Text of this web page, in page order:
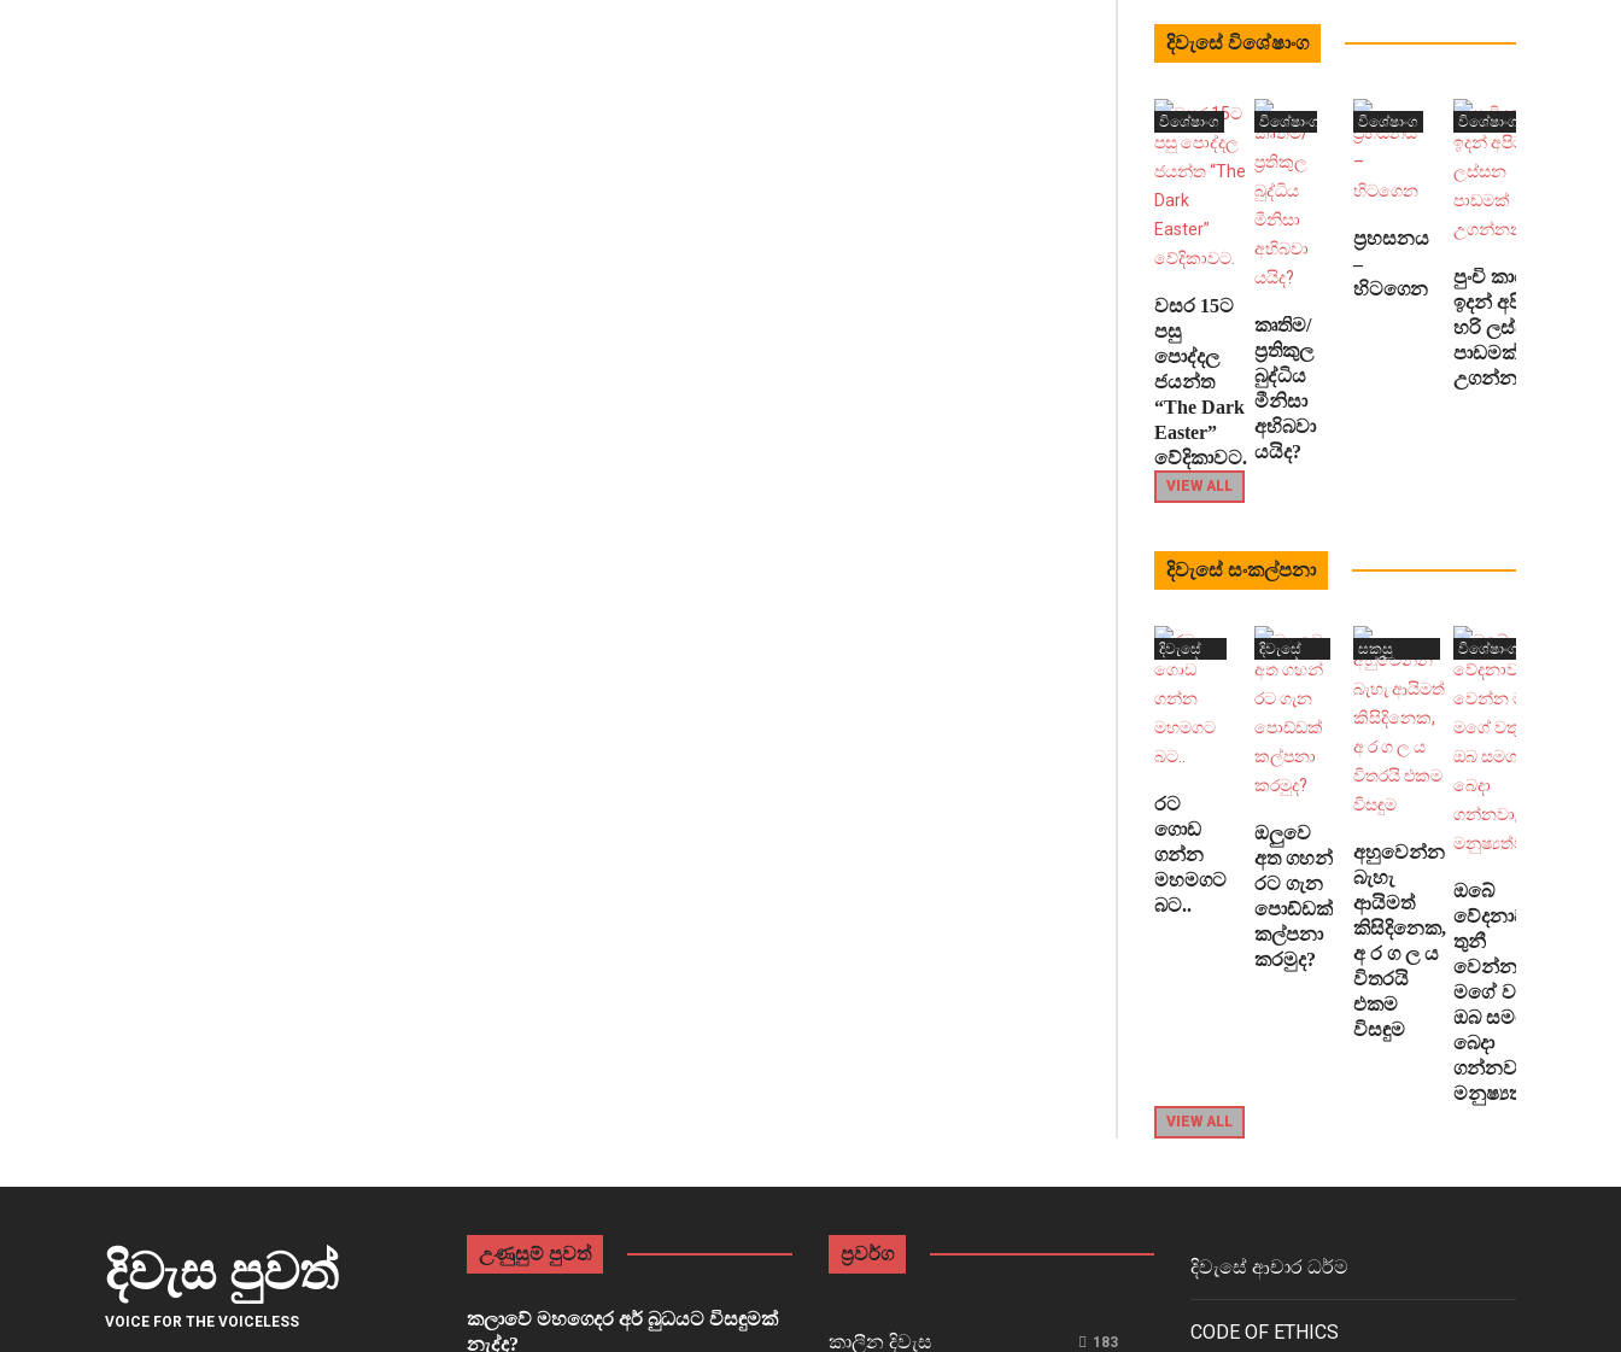
දිවැසේ විශේෂාංග
විශේෂාංග
වසර 15ට
පසු
පොද්දල
ජයන්ත
“The Dark
Easter”
වේදිකාවට.
විශේෂාංග
කෘතිම/
ප්‍රතිකුල
බුද්ධිය
මීනිසා
අභිබවා
යයිද?
විශේෂාංග
ප්‍රහසනය
–
හිටගෙන
විශේෂාංග
පුංචි කාලෙ
ඉදන් අපිට
හරි ලස්සන
පාඩමක්
උගන්නනවා
VIEW ALL
දිවැසේ සංකල්පනා
දිවැසේ
සංකල්පනා
රට
ගොඩ
ගන්න
මහමගට
බට..
දිවැසේ
සංකල්පනා
ඔලුවෙ
අත ගහන්
රට ගැන
පොඩ්ඩක්
කල්පනා
කරමුද?
සකසු
තේරීම
අහුවෙන්න
බැහැ
ආයිමත්
කිසිදිනෙක,
අ ර ග ල ය
විතරයි
එකම
විසඳුම
විශේෂාංග
ඔබේ
වේදනාව
තුනී
වෙන්න මම
මගේ වතුර
ඔබ සමග
බෙදා
ගන්නවා, ඒ
මනුෂ්‍යත්වය
VIEW ALL
දිවැස පුවත්
VOICE FOR THE VOICELESS
උණුසුම් පුවත්
කලාවේ මහගෙදර අර් බුධයට විසඳුමක්
නැද්ද?
ප්‍රවර්ග
කාලීන දිවැස 183
දිවැසේ ආචාර ධර්ම
CODE OF ETHICS